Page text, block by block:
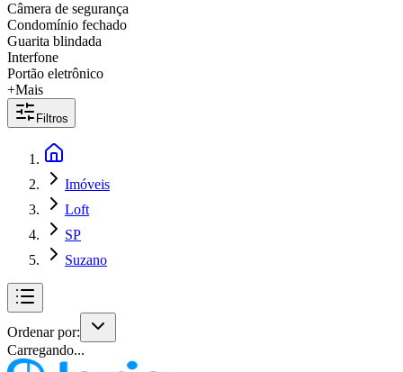
Câmera de segurança
Condomínio fechado
Guarita blindada
Interfone
Portão eletrônico
+Mais
Filtros
Imóveis
Loft
SP
Suzano
Ordenar por:
Carregando...